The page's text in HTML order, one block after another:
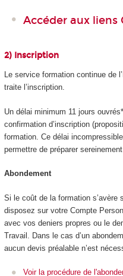
Accéder aux liens
2) Inscription
Le service formation continue de
traite l’inscription.
Un délai minimum 11 jours
confirmation d’inscription
formation. Ce délai
permettre de préparer
Abondement
Si le coût de la formation s’avère
disposez sur votre Compte
avec vos deniers propres ou le
Travail. Dans le cas d’un
aucun devis préalable n’est
Voir la procédure de